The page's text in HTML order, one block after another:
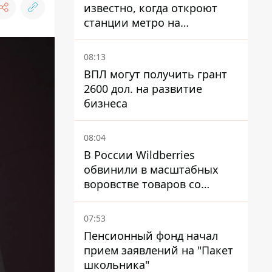
известно, когда откроют
станции метро на
Виноградаре
08:13
ВПЛ могут получить грант
2600 дол. на развитие
бизнеса
08:04
В России Wildberries
обвинили в масштабных
воровстве товаров со
складов
07:53
Пенсионный фонд начал
прием заявлений на "Пакет
школьника"